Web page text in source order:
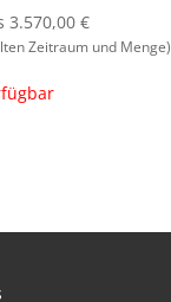
3.570,00 €
Zeitraum und Menge)